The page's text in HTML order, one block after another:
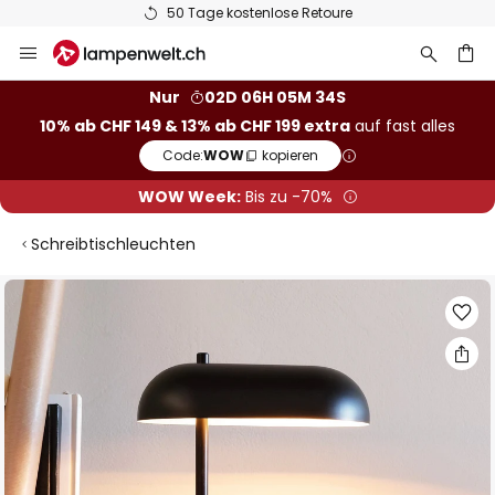
50 Tage kostenlose Retoure
Inhalt
Nur
02D 06H 05M 33S
10% ab CHF 149 & 13% ab CHF 199 extra auf fast alles
Code:WOW kopieren
WOW Week:Bis zu -70%
Schreibtischleuchten
Zum
Ende
der
Bildgalerie
springen